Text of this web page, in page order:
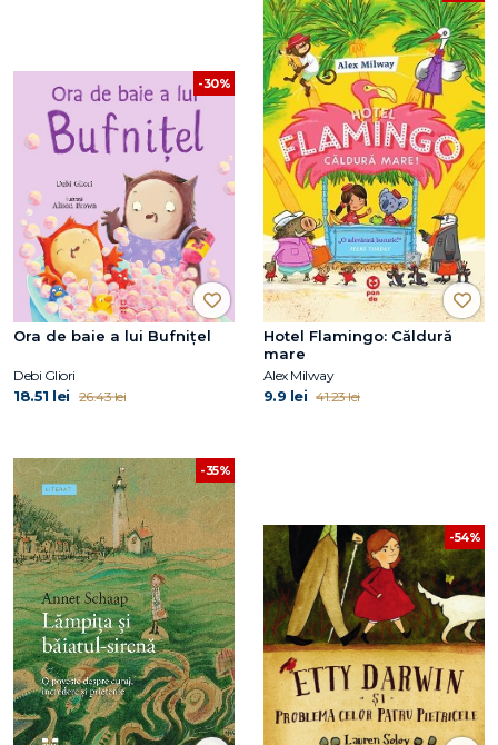
-30%
Ora de baie a lui Bufnițel
Debi Gliori
18.51 lei 26.43 lei
Hotel Flamingo: Căldură
mare
Alex Milway
9.9 lei 41.23 lei
-35%
-54%